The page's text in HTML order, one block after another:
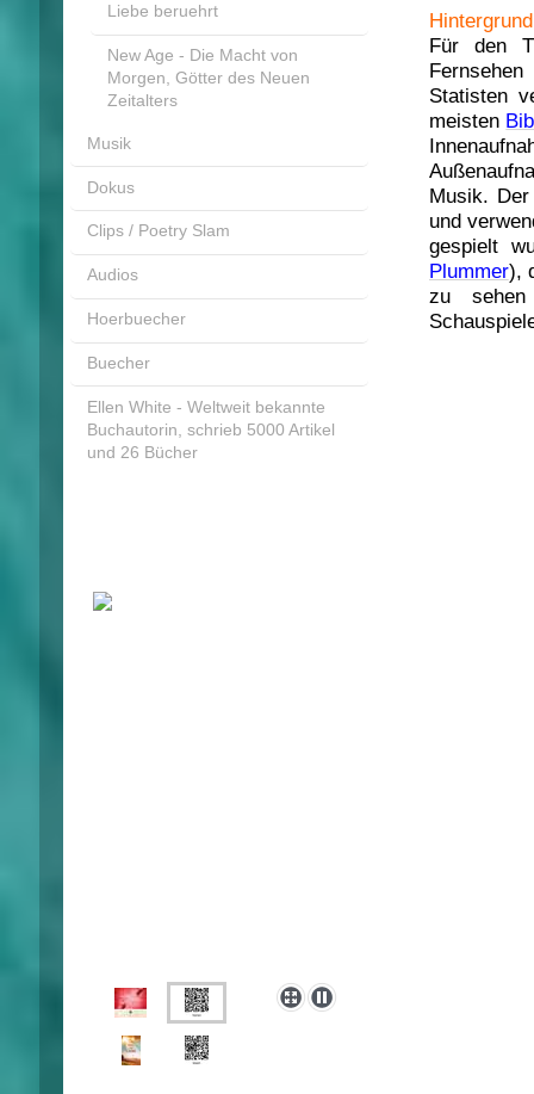
Für den
Statisten
meisten
Musik.
und
gespielt
Plummer),
zu
Liebe beruehrt
New Age - Die Macht von
Morgen, Götter des Neuen
Zeitalters
Musik
Dokus
Clips / Poetry Slam
Audios
Hoerbuecher
Buecher
Ellen White - Weltweit bekannte
Buchautorin, schrieb 5000 Artikel
und 26 Bücher